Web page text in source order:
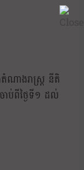
ណាងរាស្ត្រ នីតិ
ប់ពីថ្ងៃទី១ ដល់